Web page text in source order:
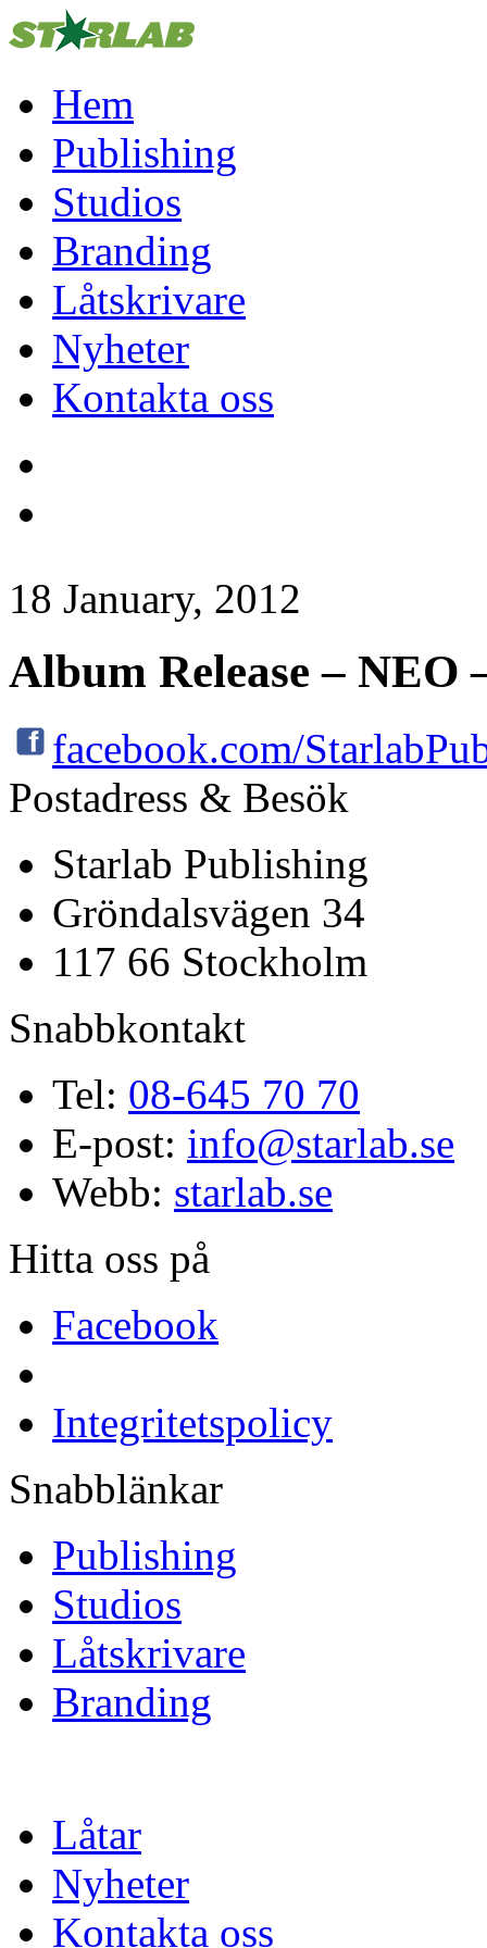
Hem
Publishing
Studios
Branding
Låtskrivare
Nyheter
Kontakta oss
18 January, 2012
Album Release – NEO
facebook.com/
Postadress & Besök
Starlab Publishing
Gröndalsvägen 34
117 66 Stockholm
Snabbkontakt
Tel: 08-645 70 70
E-post: info@starlab.se
Webb: starlab.se
Hitta oss på
Facebook
Integritetspolicy
Snabblänkar
Publishing
Studios
Låtskrivare
Branding
Låtar
Nyheter
Kontakta oss